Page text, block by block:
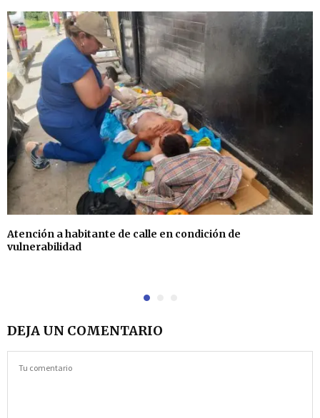
Atención a habitante de calle en condición de
vulnerabilidad
DEJA UN COMENTARIO